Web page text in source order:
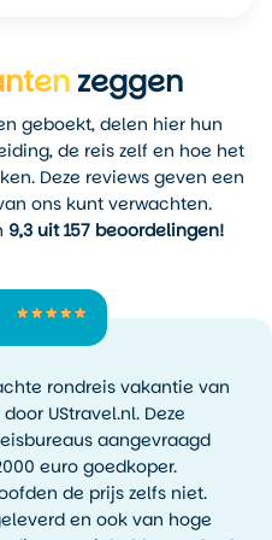
Hampshire geen
een rijke politieke
de plek waar de eerste
traditioneel worden
bekend om zijn sterke
mentaliteit. De
“Live Free or Die” – een
ook nuchter. Verwacht
maar eerder
opsmuk. Je voelt je
watten wordt gelegd.
reis naar New
– de natuur, de afstanden,
gemaakt of toeristisch
een van de fijnste
zeggen
geboekt, delen hier hun
de reis zelf en hoe het
Deze reviews geven een
ons kunt verwachten.
9,3 uit 157 beoordelingen!
rondreis vakantie van
UStravel.nl. Deze
aangevraagd
euro goedkoper.
de prijs zelfs niet.
en ook van hoge